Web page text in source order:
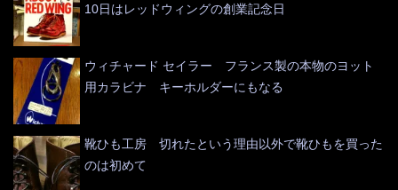
10日はレッドウィングの創業記念日
ウィチャード セイラー フランス製の本物のヨット
用カラビナ キーホルダーにもなる
靴ひも工房 切れたという理由以外で靴ひもを買った
のは初めて